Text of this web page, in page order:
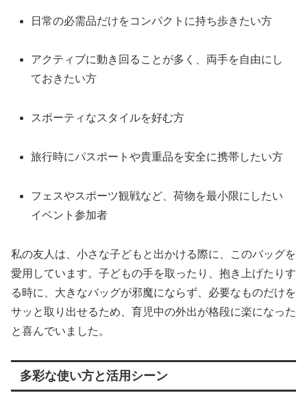
日常の必需品だけをコンパクトに持ち歩きたい方
アクティブに動き回ることが多く、両手を自由にし
ておきたい方
スポーティなスタイルを好む方
旅行時にパスポートや貴重品を安全に携帯したい方
フェスやスポーツ観戦など、荷物を最小限にしたい
イベント参加者
私の友人は、小さな子どもと出かける際に、このバッグを
愛用しています。子どもの手を取ったり、抱き上げたりす
る時に、大きなバッグが邪魔にならず、必要なものだけを
サッと取り出せるため、育児中の外出が格段に楽になった
と喜んでいました。
多彩な使い方と活用シーン